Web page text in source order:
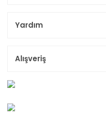
Yardım
Alışveriş